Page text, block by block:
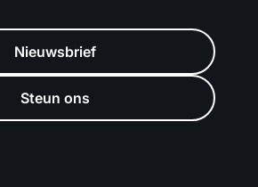
Nieuwsbrief
Steun ons